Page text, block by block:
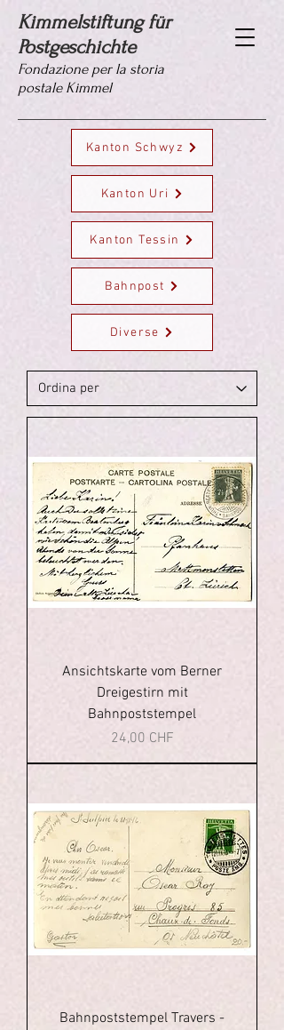
Kimmelstiftung für
Postgeschichte
Fondazione per la storia
postale Kimmel
Kanton Schwyz
Kanton Uri
Kanton Tessin
Bahnpost
Diverse
Ansichtskarte vom Berner
Dreigestirn mit
Bahnpoststempel
Prezzo
24,00 CHF
Bahnpoststempel Travers -